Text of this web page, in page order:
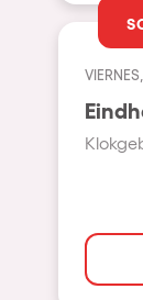
El